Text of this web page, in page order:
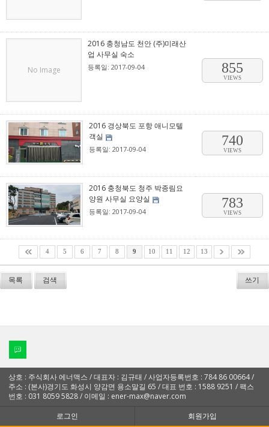
No Image
2016 충청남도 천안 (주)미래산
업 사무실 숙소
등록일: 2017-09-04 855
VIEWS
2016 경상북도 포항 애니모텔
객실
등록일: 2017-09-04
740
VIEWS
2016 충청북도 청주 박종림요
양원 사무실 요양실
등록일: 2017-09-04
783
VIEWS
4 5 6 7 8 9 10 11 12 13
목록 검색 쓰기
상호 : 주식회사 에너맥스 / 대표자 : 김규태 / 사업자등록번호 : 784 86 00664 /
주소 : (본사)경기도 화성시 양감면 용소말길 65 / 대표 번호 : 1588 9251 / 팩스
번호 : 031 8059 5828 / 이메일 : ener-max@naver.com
로그인
회원가입